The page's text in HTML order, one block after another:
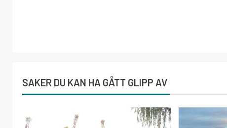
SAKER DU KAN HA GÅTT GLIPP AV